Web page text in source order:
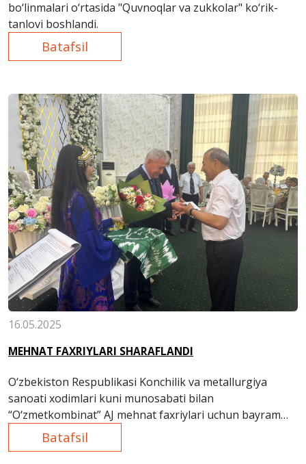
bo‘linmalari o‘rtasida "Quvnoqlar va zukkolar" ko‘rik-
tanlovi boshlandi.
Batafsil
16.05.2025
MEHNAT FAXRIYLARI SHARAFLANDI
O‘zbekiston Respublikasi Konchilik va metallurgiya
sanoati xodimlari kuni munosabati bilan
“O‘zmetkombinat” AJ mehnat faxriylari uchun bayram
tadbiri o‘tkazildi.
Batafsil